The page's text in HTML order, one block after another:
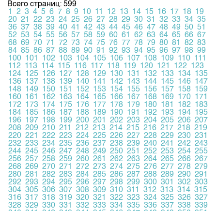
Всего страниц: 599
1
2 3 4 5 6 7 8 9 10 11 12 13 14 15 16 17 18 19
20 21 22 23 24 25 26 27 28 29 30 31 32 33 34 35
36 37 38 39 40 41 42 43 44 45 46 47 48 49 50 51
52 53 54 55 56 57 58 59 60 61 62 63 64 65 66 67
68 69 70 71 72 73 74 75 76 77 78 79 80 81 82 83
84 85 86 87 88 89 90 91 92 93 94 95 96 97 98 99
100 101 102 103 104 105 106 107 108 109 110 111
112 113 114 115 116 117 118 119 120 121 122 123
124 125 126 127 128 129 130 131 132 133 134 135
136 137 138 139 140 141 142 143 144 145 146 147
148 149 150 151 152 153 154 155 156 157 158 159
160 161 162 163 164 165 166 167 168 169 170 171
172 173 174 175 176 177 178 179 180 181 182 183
184 185 186 187 188 189 190 191 192 193 194 195
196 197 198 199 200 201 202 203 204 205 206 207
208 209 210 211 212 213 214 215 216 217 218 219
220 221 222 223 224 225 226 227 228 229 230 231
232 233 234 235 236 237 238 239 240 241 242 243
244 245 246 247 248 249 250 251 252 253 254 255
256 257 258 259 260 261 262 263 264 265 266 267
268 269 270 271 272 273 274 275 276 277 278 279
280 281 282 283 284 285 286 287 288 289 290 291
292 293 294 295 296 297 298 299 300 301 302 303
304 305 306 307 308 309 310 311 312 313 314 315
316 317 318 319 320 321 322 323 324 325 326 327
328 329 330 331 332 333 334 335 336 337 338 339